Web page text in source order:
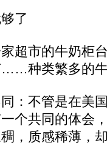
了
市的牛奶柜
种类繁多的
不管是在美
个共同的体会
，质感稀薄，